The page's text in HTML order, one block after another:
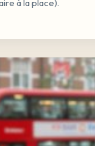
à la place).